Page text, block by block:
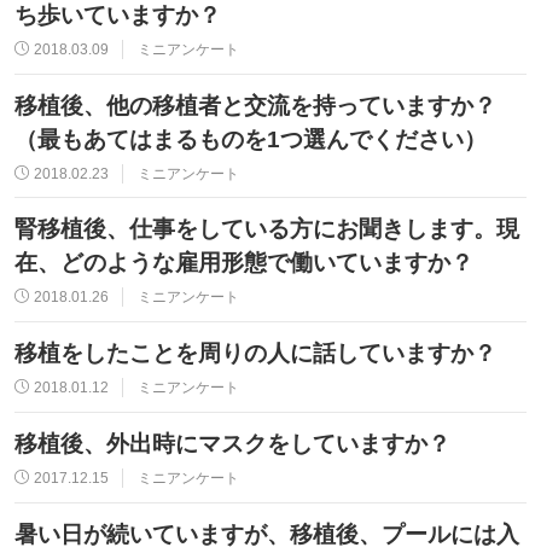
ち歩いていますか？
2018.03.09 ミニアンケート
移植後、他の移植者と交流を持っていますか？
（最もあてはまるものを1つ選んでください）
2018.02.23 ミニアンケート
腎移植後、仕事をしている方にお聞きします。現
在、どのような雇用形態で働いていますか？
2018.01.26 ミニアンケート
移植をしたことを周りの人に話していますか？
2018.01.12 ミニアンケート
移植後、外出時にマスクをしていますか？
2017.12.15 ミニアンケート
暑い日が続いていますが、移植後、プールには入